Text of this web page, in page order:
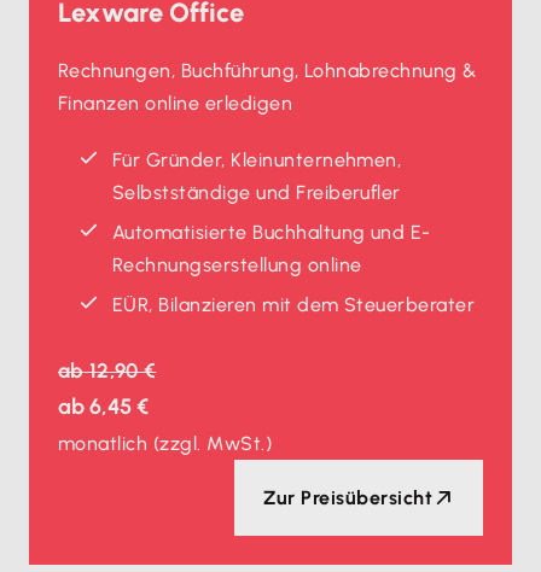
Lexware Office
Rechnungen, Buchführung, Lohnabrechnung &
Finanzen online erledigen
Für Gründer, Kleinunternehmen,
Selbstständige und Freiberufler
Automatisierte Buchhaltung und E-
Rechnungserstellung online
EÜR, Bilanzieren mit dem Steuerberater
ab12,90 €
ab6,45 €
monatlich (zzgl. MwSt.)
Zur Preisübersicht